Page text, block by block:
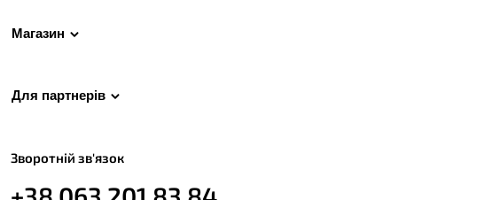
Магазин
Для партнерів
Зворотній зв'язок